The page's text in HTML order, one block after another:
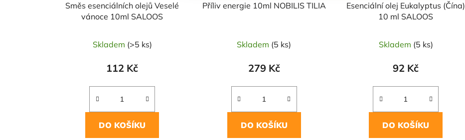
Směs esenciálních olejů Veselé
vánoce 10ml SALOOS
Skladem (>5 ks)
112 Kč
DO KOŠÍKU
Příliv energie 10ml NOBILIS TILIA
Skladem (5 ks)
279 Kč
DO KOŠÍKU
Esenciální olej Eukalyptus (Čína)
10 ml SALOOS
Skladem (5 ks)
92 Kč
DO KOŠÍKU